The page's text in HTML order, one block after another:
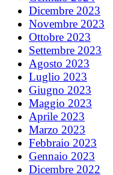
Dicembre 2023
Novembre 2023
Ottobre 2023
Settembre 2023
Agosto 2023
Luglio 2023
Giugno 2023
Maggio 2023
Aprile 2023
Marzo 2023
Febbraio 2023
Gennaio 2023
Dicembre 2022